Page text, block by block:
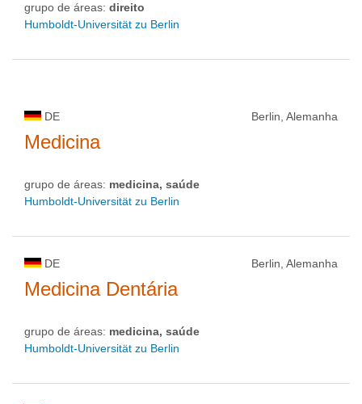
grupo de áreas: direito
Humboldt-Universität zu Berlin
DE Berlin, Alemanha
Medicina
grupo de áreas: medicina, saúde
Humboldt-Universität zu Berlin
DE Berlin, Alemanha
Medicina Dentária
grupo de áreas: medicina, saúde
Humboldt-Universität zu Berlin